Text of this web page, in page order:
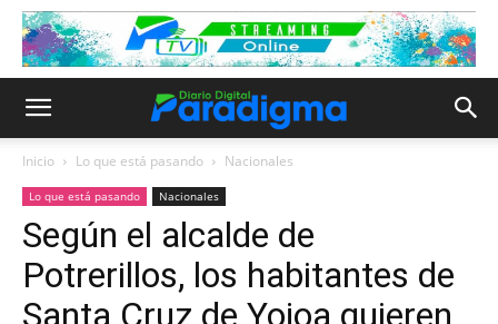
Inicio Lo que está pasando Nacionales
Lo que está pasando Nacionales
Según el alcalde de
Potrerillos, los habitantes de
Santa Cruz de Yojoa quieren